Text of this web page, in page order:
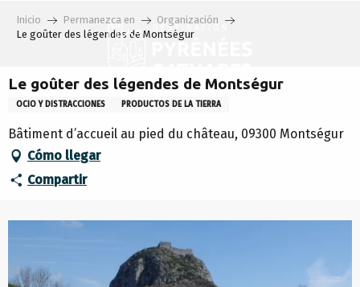
Inicio Permanezca en
Organización
Le goûter des légendes de Montségur
Le goûter des légendes de Montségur
OCIO Y DISTRACCIONES PRODUCTOS DE LA TIERRA
Bâtiment d’accueil au pied du château, 09300 Montségur
Cómo llegar
Compartir